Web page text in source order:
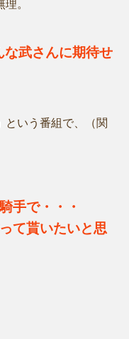
。
な武さんに期待せ
という番組で、（関
手で・・・
て貰いたいと思